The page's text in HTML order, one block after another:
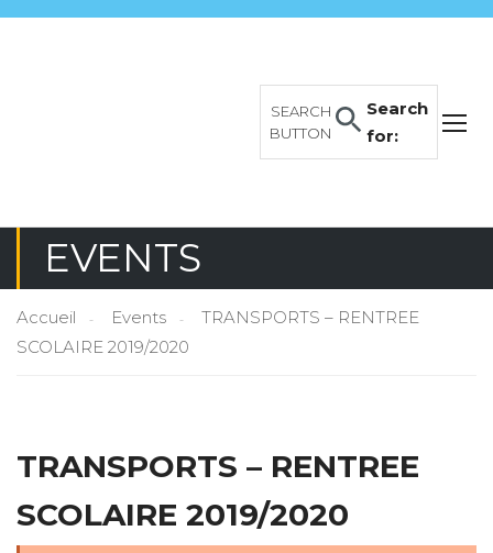
Search
for:
SEARCH
BUTTON
EVENTS
Accueil Events
TRANSPORTS – RENTREE
SCOLAIRE 2019/2020
TRANSPORTS – RENTREE
SCOLAIRE 2019/2020